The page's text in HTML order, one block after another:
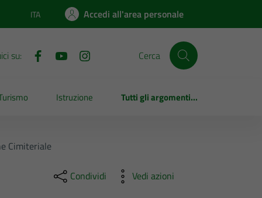
Lingua attiva:
ITA Accedi all'area personale
su: Cerca
Istruzione Tutti gli argomenti...
Cimiteriale
Condividi Vedi azioni